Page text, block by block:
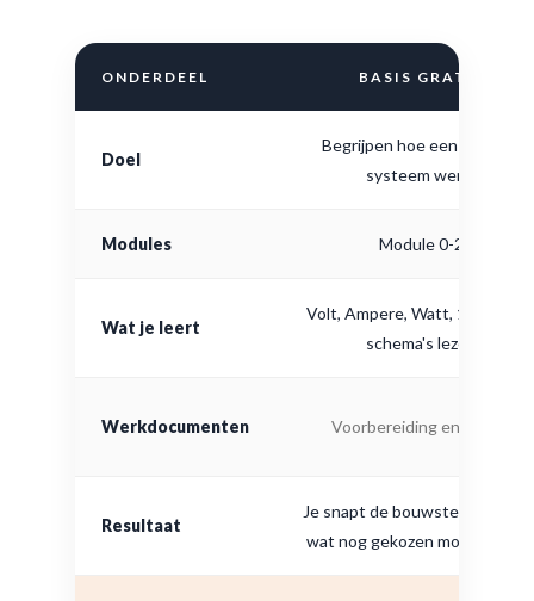
ONDERDEEL BASIS GRATIS
Doel
Begrijpen hoe een camper-
systeem werkt
Modules Module 0-2
Wat je leert
Volt, Ampere, Watt, 12V,
schema's lezen
Werkdocumenten Voorbereiding en inzicht
Resultaat
Je snapt de bouwstenen en
wat nog gekozen moet